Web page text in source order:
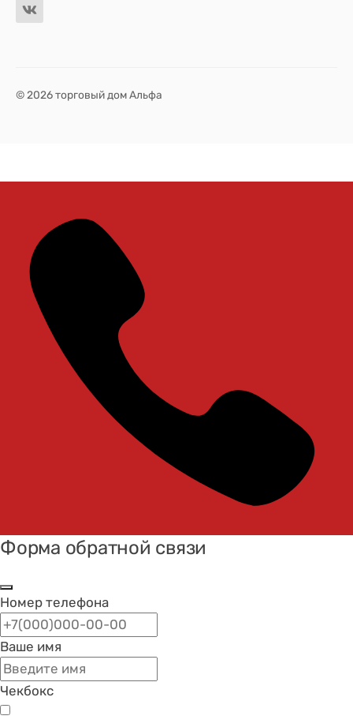
© 2026 торговый дом Альфа
Форма обратной связи
Номер телефона
Ваше имя
Чекбокс